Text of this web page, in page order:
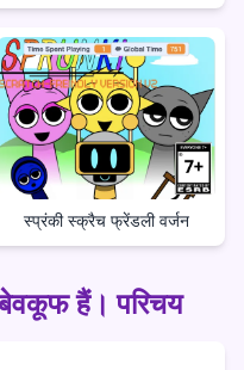
स्प्रंकी स्क्रैच फ्रेंडली वर्जन
हैं। परिचय